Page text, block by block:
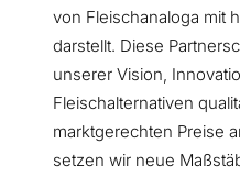
von Fleischanaloga mit
darstellt. Diese
unserer Vision,
Fleischalternativen
marktgerechten Preise
setzen wir neue